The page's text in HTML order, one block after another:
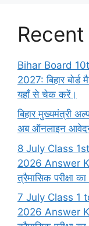
Bihar Board
2027: बिहार
यहाँ से चेक करें।
बिहार मुख्यमंत्री
अब ऑनलाइन
8 July Class
2026 Answer
त्रैमासिक परीक्षा
7 July Class 1
2026 Answer